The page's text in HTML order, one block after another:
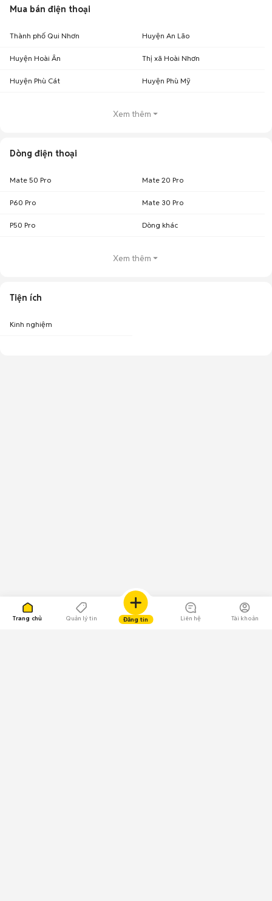
Trang chủ Quản lý tin Đăng tin Liên hệ Tài khoản
Mua bán điện thoại
Thành phố Qui Nhơn Huyện An Lão
Huyện Hoài Ân Thị xã Hoài Nhơn
Huyện Phù Cát Huyện Phù Mỹ
Xem thêm
Dòng điện thoại
Mate 50 Pro Mate 20 Pro
P60 Pro Mate 30 Pro
P50 Pro Dòng khác
Xem thêm
Tiện ích
Kinh nghiệm